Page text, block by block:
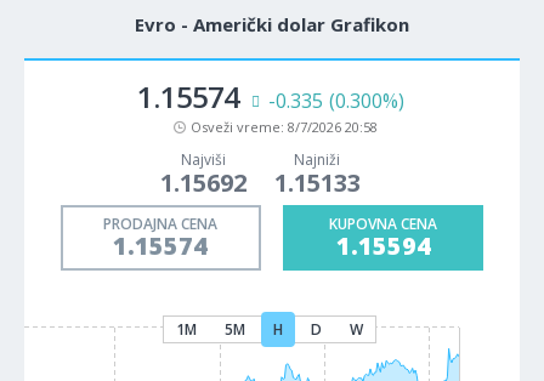
Evro - Američki dolar Grafikon
1.15574 -0.335 (0.300%)
Osveži vreme: 8/7/2026 20:58
Najviši
1.15692
Najniži
1.15133
PRODAJNA CENA
1.15574
KUPOVNA CENA
1.15594
1M 5M H D W